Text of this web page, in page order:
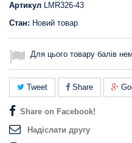
Артикул LMR326-43
Стан: Новий товар
Для цього товару балів
Tweet Share
Share on Facebook!
Надіслати другу